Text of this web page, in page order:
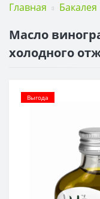
Главная Бакалея
Масло
холодного
Выгода